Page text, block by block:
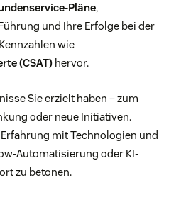
Pläne,
und Ihre Erfolge bei der
wie
(CSAT) hervor.
Sie erzielt haben – zum
oder neue Initiativen.
mit Technologien und
Automatisierung oder KI-
zu betonen.